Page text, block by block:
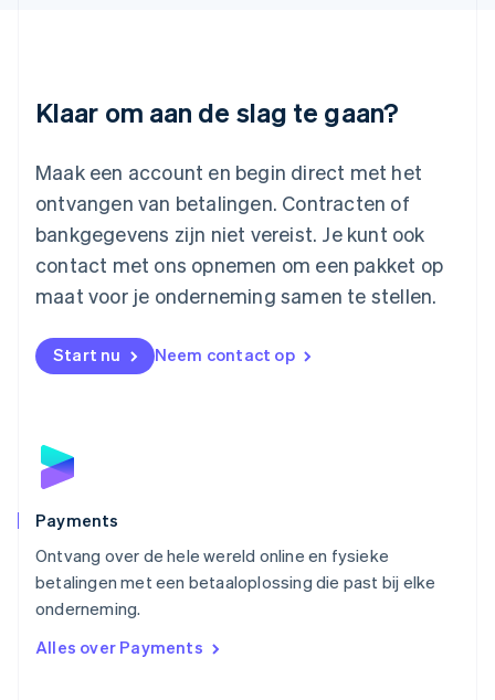
Klaar om aan de slag te gaan?
Maak een account en begin direct met het
ontvangen van betalingen. Contracten of
bankgegevens zijn niet vereist. Je kunt ook
contact met ons opnemen om een pakket op
maat voor je onderneming samen te stellen.
Start nu Neem contact op
Payments
Ontvang over de hele wereld online en fysieke
betalingen met een betaaloplossing die past bij elke
onderneming.
Alles over Payments
FrançaisDeutschEnglish
English
Malta
English
Mexico
Nederland
NederlandsEnglish
English
Noorwegen
Polen
English
Português
English
Singapore
English简体中文
EnglishItaliano